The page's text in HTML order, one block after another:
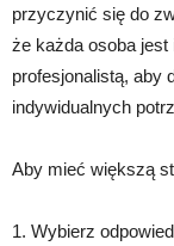
przyczynić się do
że każda osoba jest
profesjonalistą, aby
indywidualnych
Aby mieć większą
1. Wybierz